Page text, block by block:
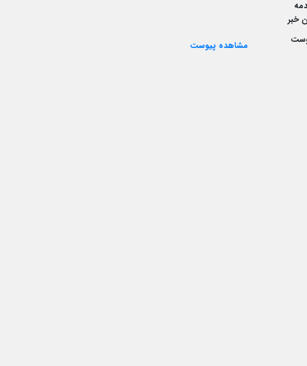
خبر
مشاهده پیوست